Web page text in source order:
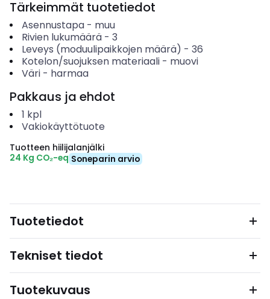
Tärkeimmät tuotetiedot
Asennustapa- muu
Rivien lukumäärä- 3
Leveys (moduulipaikkojen määrä) - 36
Kotelon/suojuksen materiaali- muovi
Väri- harmaa
Pakkaus ja ehdot
1 kpl
Vakiokäyttötuote
Tuotteen hiilijalanjälki
24 Kg CO₂-eq Soneparin arvio
Tuotetiedot
Tekniset tiedot
Tuotekuvaus